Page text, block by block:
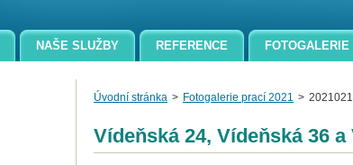
Úvodní stránka > Fotogalerie prací 2021 >
Vídeňská 24, Vídeňská 36
NAŠE SLUŽBY REFERENCE FOTOGALERIE